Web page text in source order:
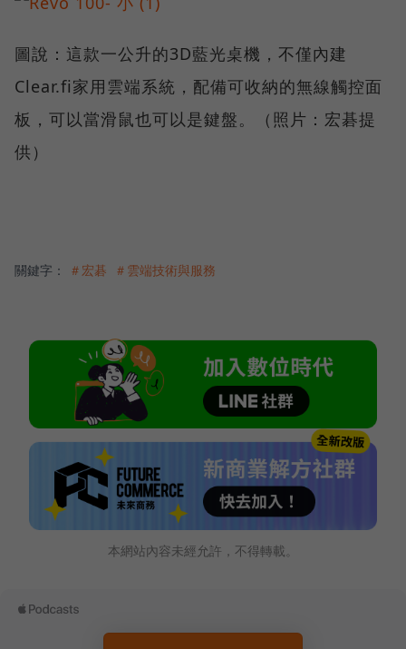
圖說：這款一公升的3D藍光桌機，不僅內建
Clear.fi家用雲端系統，配備可收納的無線觸控面
板，可以當滑鼠也可以是鍵盤。（照片：宏碁提
供）
關鍵字： ＃宏碁 ＃雲端技術與服務
本網站內容未經允許，不得轉載。